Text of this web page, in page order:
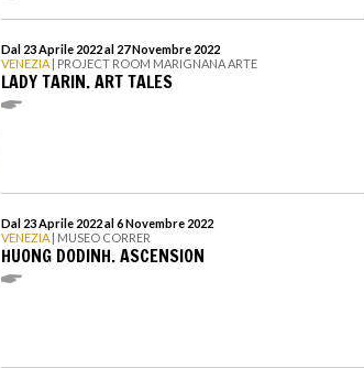
Dal 23 Aprile 2022 al 27 Novembre 2022
VENEZIA | PROJECT ROOM MARIGNANA ARTE
LADY TARIN. ART TALES
Dal 23 Aprile 2022 al 6 Novembre 2022
VENEZIA | MUSEO CORRER
HUONG DODINH. ASCENSION